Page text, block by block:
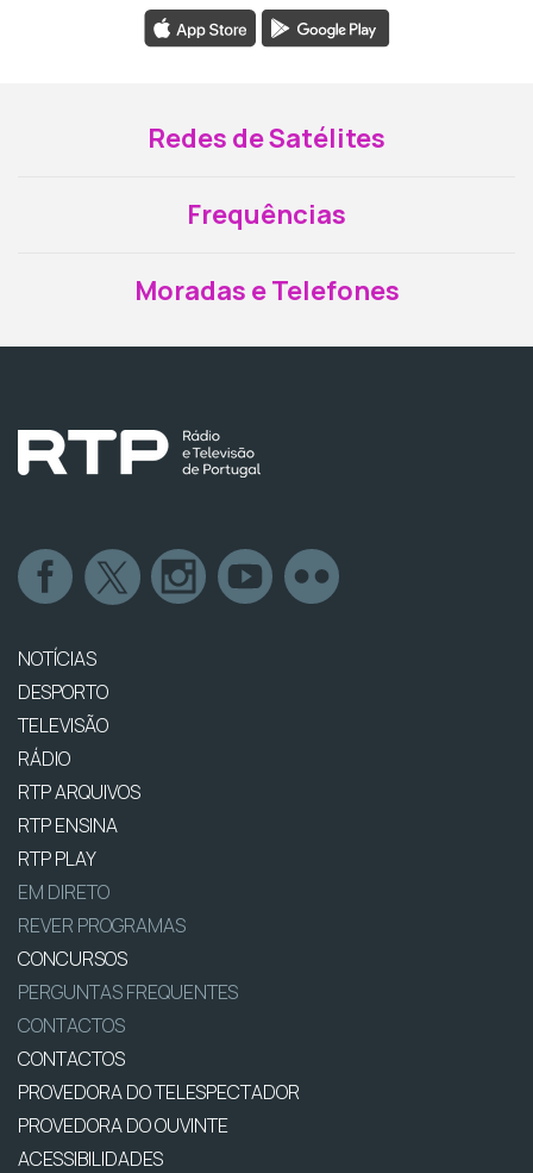
Redes de Satélites
Frequências
Moradas e Telefones
NOTÍCIAS
DESPORTO
TELEVISÃO
RÁDIO
RTP ARQUIVOS
RTP ENSINA
RTP PLAY
EM DIRETO
REVER PROGRAMAS
CONCURSOS
PERGUNTAS FREQUENTES
CONTACTOS
CONTACTOS
PROVEDORA DO TELESPECTADOR
PROVEDORA DO OUVINTE
ACESSIBILIDADES